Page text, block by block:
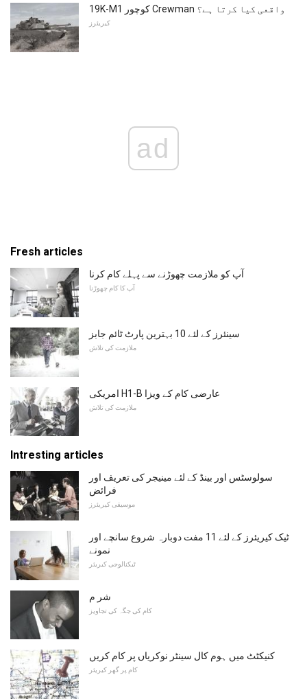
19K-M1 کوچور Crewman واقعی کیا کرتا ہے؟
کیریئرز
ad
Fresh articles
آپ کو ملازمت چھوڑنے سے پہلے کام کرنا
آپ کا کام چھوڑنا
سینئرز کے لئے 10 بہترین پارٹ ٹائم جابز
ملازمت کی تلاش
امریکی H1-B عارضی کام کے ویزا
ملازمت کی تلاش
Intresting articles
سولوسٹس اور بینڈ کے لئے مینیجر کی تعریف اور
فرائض
موسیقی کیریئرز
ٹیک کیریئرز کے لئے 11 مفت دوبارہ شروع سانچے اور
نمونے
ٹیکنالوجی کیریئر
شر م
کام کی جگہ کی تجاویز
کنیکٹٹ میں ہوم کال سینٹر نوکریاں پر کام کریں
کام پر گھر کیریئر